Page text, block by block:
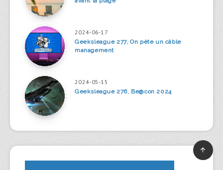
2024-06-17
Geeksleague 277, On pète un câble
management
2024-05-15
Geeksleague 276, Be@con 2024